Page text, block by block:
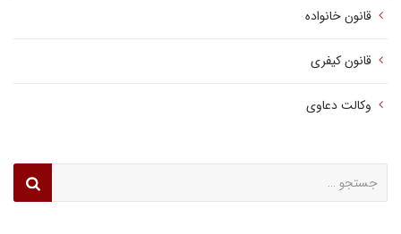
قانون خانواده
قانون کیفری
وکالت دعاوی
برای: